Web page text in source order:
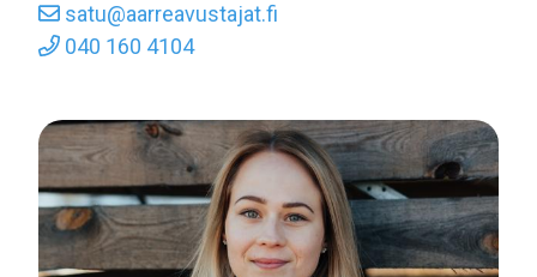
satu@aarreavustajat.fi
040 160 4104